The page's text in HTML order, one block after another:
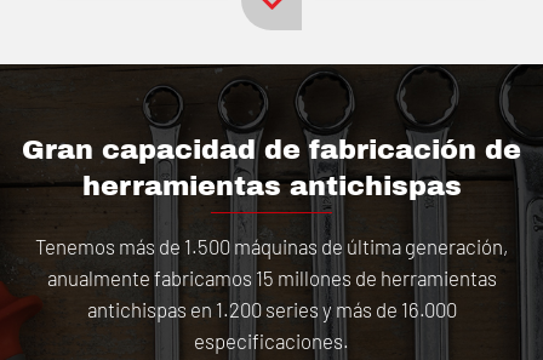
Gran capacidad de fabricación de
herramientas antichispas
Tenemos más de 1.500 máquinas de última generación,
anualmente fabricamos 15 millones de herramientas
antichispas en 1.200 series y más de 16.000
especificaciones.